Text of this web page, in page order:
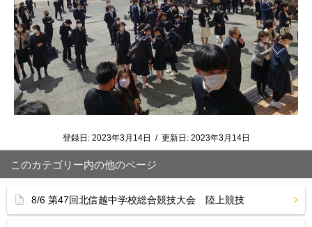
登録日: 2023年3月14日 / 更新日: 2023年3月14日
このカテゴリー内の他のページ
8/6 第47回北信越中学校総合競技大会 陸上競技